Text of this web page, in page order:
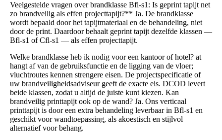
Veelgestelde vragen over brandklasse Bfl-s1: Is geprint tapijt net
zo brandveilig als effen projecttapijt?** Ja. De brandklasse
wordt bepaald door het tapijtmateriaal en de behandeling, niet
door de print. Daardoor behaalt geprint tapijt dezelfde klassen —
Bfl-s1 of Cfl-s1 — als effen projecttapijt.
Welke brandklasse heb ik nodig voor een kantoor of hotel? at
hangt af van de gebruiksfunctie en de ligging van de vloer;
vluchtroutes kennen strengere eisen. De projectspecificatie of
uw brandveiligheidsadviseur geeft de exacte eis. DCOD levert
beide klassen, zodat u altijd de juiste kunt kiezen. Kan
brandveilig printtapijt ook op de wand? Ja. Ons verticaal
printtapijt is door een extra behandeling leverbaar in Bfl-s1 en
geschikt voor wandtoepassing, als akoestisch en stijlvol
alternatief voor behang.